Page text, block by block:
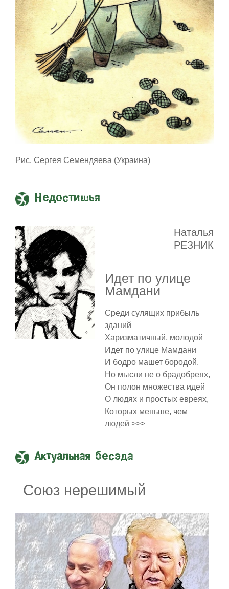
Рис. Сергея Семендяева (Украина)
Недостишья
Наталья
РЕЗНИК
Идет по улице
Мамдани
Среди сулящих прибыль
зданий
Харизматичный, молодой
Идет по улице Мамдани
И бодро машет бородой.
Но мысли не о брадобреях,
Он полон множества идей
О людях и простых евреях,
Которых меньше, чем
людей >>>
Актуальная бесэда
Союз нерешимый